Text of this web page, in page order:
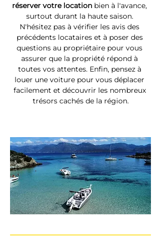
réserver votre location bien à l'avance,
surtout durant la haute saison.
N'hésitez pas à vérifier les avis des
précédents locataires et à poser des
questions au propriétaire pour vous
assurer que la propriété répond à
toutes vos attentes. Enfin, pensez à
louer une voiture pour vous déplacer
facilement et découvrir les nombreux
trésors cachés de la région.